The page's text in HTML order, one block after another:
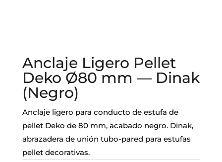
Anclaje Ligero Pellet
Deko Ø80 mm — Dinak
(Negro)
Anclaje ligero para conducto de estufa de
pellet Deko de 80 mm, acabado negro. Dinak,
abrazadera de unión tubo-pared para estufas
pellet decorativas.